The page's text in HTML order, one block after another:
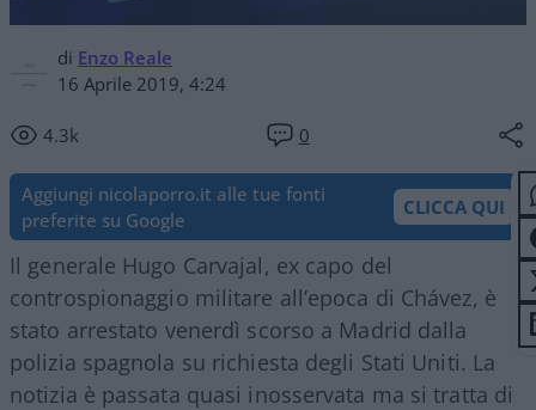
di Enzo Reale
16 Aprile 2019, 4:24
4.3k 0
Aggiungi nicolaporro.it alle tue fonti
preferite su Google
CLICCA QUI
Il generale Hugo Carvajal, ex capo del
controspionaggio militare all’epoca di Chávez, è
stato arrestato venerdì scorso a Madrid dalla
polizia spagnola su richiesta degli Stati Uniti. La
notizia è passata quasi inosservata ma si tratta di